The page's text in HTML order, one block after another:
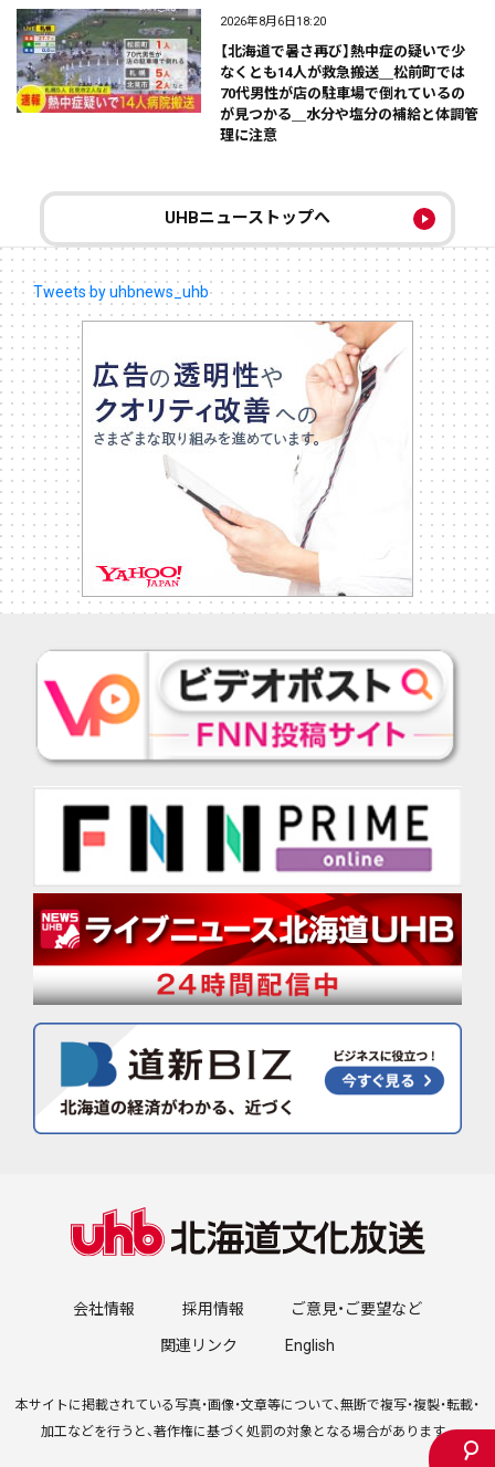
2026年8月6日18:20
【北海道で暑さ再び】熱中症の疑いで少
なくとも14人が救急搬送＿松前町では
70代男性が店の駐車場で倒れているの
が見つかる＿水分や塩分の補給と体調管
理に注意
UHBニューストップへ
Tweets by uhbnews_uhb
会社情報 採用情報 ご意見・ご要望など
関連リンク English
本サイトに掲載されている写真・画像・文章等について、無断で複写・複製・転載・
加工などを行うと、著作権に基づく処罰の対象となる場合があります。